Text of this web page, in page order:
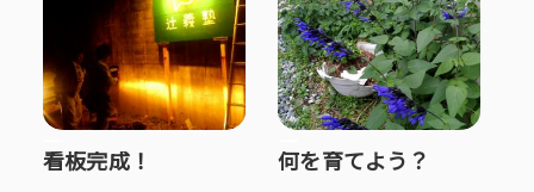
看板完成！ 何を育てよう？